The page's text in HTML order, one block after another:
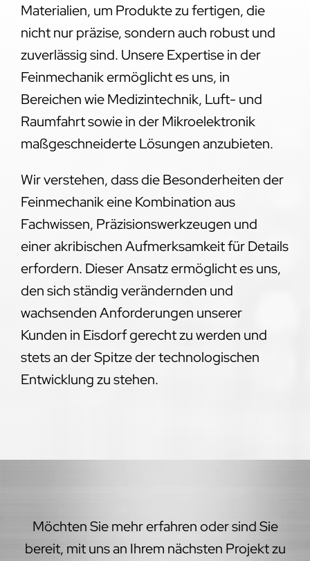
Materialien, um Produkte zu fertigen, die
nicht nur präzise, sondern auch robust und
zuverlässig sind. Unsere Expertise in der
Feinmechanik ermöglicht es uns, in
Bereichen wie Medizintechnik, Luft- und
Raumfahrt sowie in der Mikroelektronik
maßgeschneiderte Lösungen anzubieten.
Wir verstehen, dass die Besonderheiten der
Feinmechanik eine Kombination aus
Fachwissen, Präzisionswerkzeugen und
einer akribischen Aufmerksamkeit für Details
erfordern. Dieser Ansatz ermöglicht es uns,
den sich ständig verändernden und
wachsenden Anforderungen unserer
Kunden in Eisdorf gerecht zu werden und
stets an der Spitze der technologischen
Entwicklung zu stehen.
Möchten Sie mehr erfahren oder sind Sie
bereit, mit uns an Ihrem nächsten Projekt zu